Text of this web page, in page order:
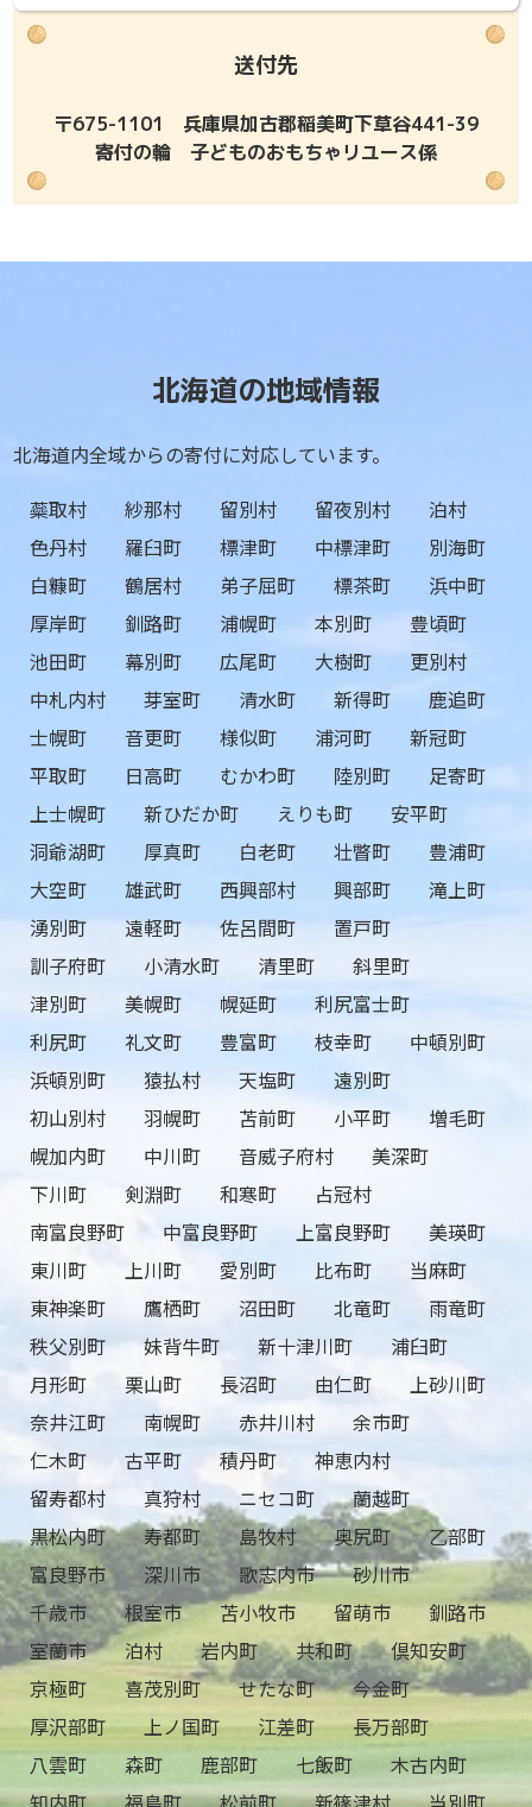
送付先
〒675-1101 兵庫県加古郡稲美町下草谷441-39
寄付の輪 子どものおもちゃリユース係
北海道の地域情報
北海道内全域からの寄付に対応しています。
蘂取村
紗那村 留別村 留夜別村
泊村
色丹村
羅臼町 標津町 中標津町
別海町
白糠町
鶴居村 弟子屈町 標茶町
浜中町
厚岸町
釧路町 浦幌町 本別町
豊頃町
池田町
幕別町 広尾町 大樹町
更別村
中札内村
芽室町 清水町 新得町
鹿追町
士幌町
音更町 様似町 浦河町
新冠町
平取町
日高町 むかわ町 陸別町
足寄町
上士幌町
新ひだか町 えりも町
安平町
洞爺湖町
厚真町 白老町 壮瞥町
豊浦町
大空町
雄武町 西興部村 興部町
滝上町
湧別町
遠軽町 佐呂間町
置戸町
訓子府町
小清水町 清里町
斜里町
津別町
美幌町 幌延町
利尻富士町
利尻町
礼文町 豊富町 枝幸町
中頓別町
浜頓別町
猿払村 天塩町
遠別町
初山別村
羽幌町 苫前町 小平町
増毛町
幌加内町
中川町 音威子府村
美深町
下川町
剣淵町 和寒町
占冠村
南富良野町
中富良野町 上富良野町
美瑛町
東川町
上川町 愛別町 比布町
当麻町
東神楽町
鷹栖町 沼田町 北竜町
雨竜町
秩父別町
妹背牛町 新十津川町
浦臼町
月形町
栗山町 長沼町 由仁町
上砂川町
奈井江町
南幌町 赤井川村
余市町
仁木町
古平町 積丹町
神恵内村
留寿都村
真狩村 ニセコ町
蘭越町
黒松内町
寿都町 島牧村 奥尻町
乙部町
富良野市
深川市 歌志内市
砂川市
千歳市
根室市 苫小牧市 留萌市
釧路市
室蘭市
泊村 岩内町 共和町
倶知安町
京極町
喜茂別町 せたな町
今金町
厚沢部町
上ノ国町 江差町
長万部町
八雲町
森町 鹿部町 七飯町
木古内町